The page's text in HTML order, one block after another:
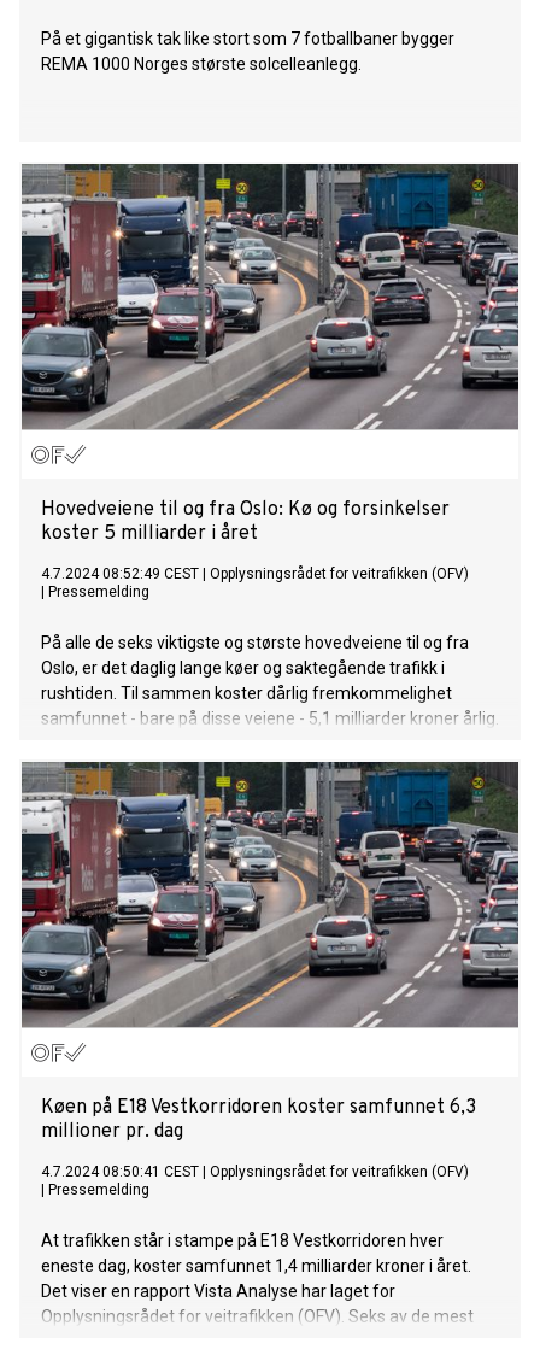
På et gigantisk tak like stort som 7 fotballbaner bygger
REMA 1000 Norges største solcelleanlegg.
Hovedveiene til og fra Oslo: Kø og forsinkelser
koster 5 milliarder i året
4.7.2024 08:52:49 CEST
Opplysningsrådet for veitrafikken (OFV)
Pressemelding
På alle de seks viktigste og største hovedveiene til og fra
Oslo, er det daglig lange køer og saktegående trafikk i
rushtiden. Til sammen koster dårlig fremkommelighet
samfunnet - bare på disse veiene - 5,1 milliarder kroner årlig.
lag 4,5 milliarder i bompenger.
Køen på E18 Vestkorridoren koster samfunnet 6,3
millioner pr. dag
4.7.2024 08:50:41 CEST
Opplysningsrådet for veitrafikken (OFV)
Pressemelding
At trafikken står i stampe på E18 Vestkorridoren hver
eneste dag, koster samfunnet 1,4 milliarder kroner i året.
Det viser en rapport Vista Analyse har laget for
Opplysningsrådet for veitrafikken (OFV). Seks av de mest